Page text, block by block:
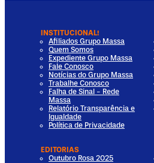
INSTITUCIONAL!
Afiliados Grupo Massa
Quem Somos
Expediente Grupo Massa
Fale Conosco
Notícias do Grupo Massa
Trabalhe Conosco
Falha de Sinal - Rede
Massa
Relatório Transparência e
Igualdade
Política de Privacidade
EDITORIAS
Outubro Rosa 2025